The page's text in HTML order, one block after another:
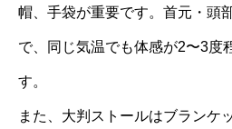
帽、手袋が重要です。首元・頭
で、同じ気温でも体感が2〜3度
す。
また、大判ストールはブランケ